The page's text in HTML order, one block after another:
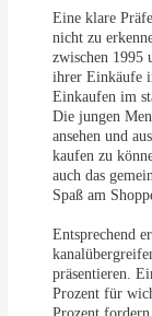
Eine klare
nicht zu
zwischen 1995
ihrer Einkäufe
Einkaufen im
Die jungen
ansehen und
kaufen zu
auch das
Spaß am
Entsprechend
präsentieren.
Prozent für